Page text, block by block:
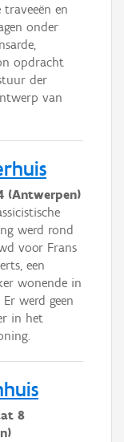
en
onder
opdracht
der
van
(Antwerpen)
werd rond
voor Frans
een
wonende in
werd geen
in het
8